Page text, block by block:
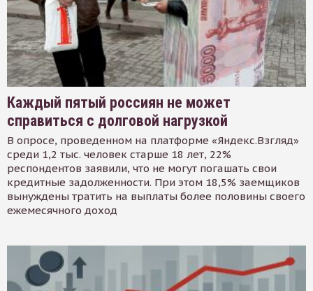
Каждый пятый россиян не может
справиться с долговой нагрузкой
В опросе, проведенном на платформе «Яндекс.Взгляд»
среди 1,2 тыс. человек старше 18 лет, 22%
респондентов заявили, что не могут погашать свои
кредитные задолженности. При этом 18,5% заемщиков
вынуждены тратить на выплаты более половины своего
ежемесячного доход